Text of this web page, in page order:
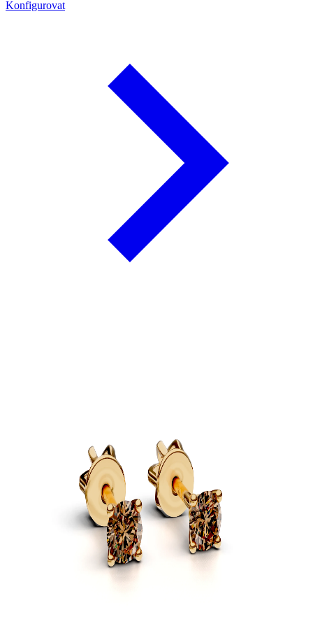
Konfigurovat